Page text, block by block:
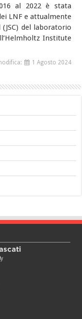
al 2022 è stata
LNF e attualmente
del laboratorio
Institute
1 Agosto 2024